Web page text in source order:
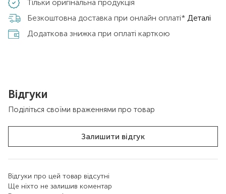
Тільки оригінальна продукція
Безкоштовна доставка при онлайн оплаті* Деталі
Додаткова знижка при оплаті карткою
Відгуки
Поділіться своїми враженнями про товар
Залишити відгук
Відгуки про цей товар відсутні
Ще ніхто не залишив коментар